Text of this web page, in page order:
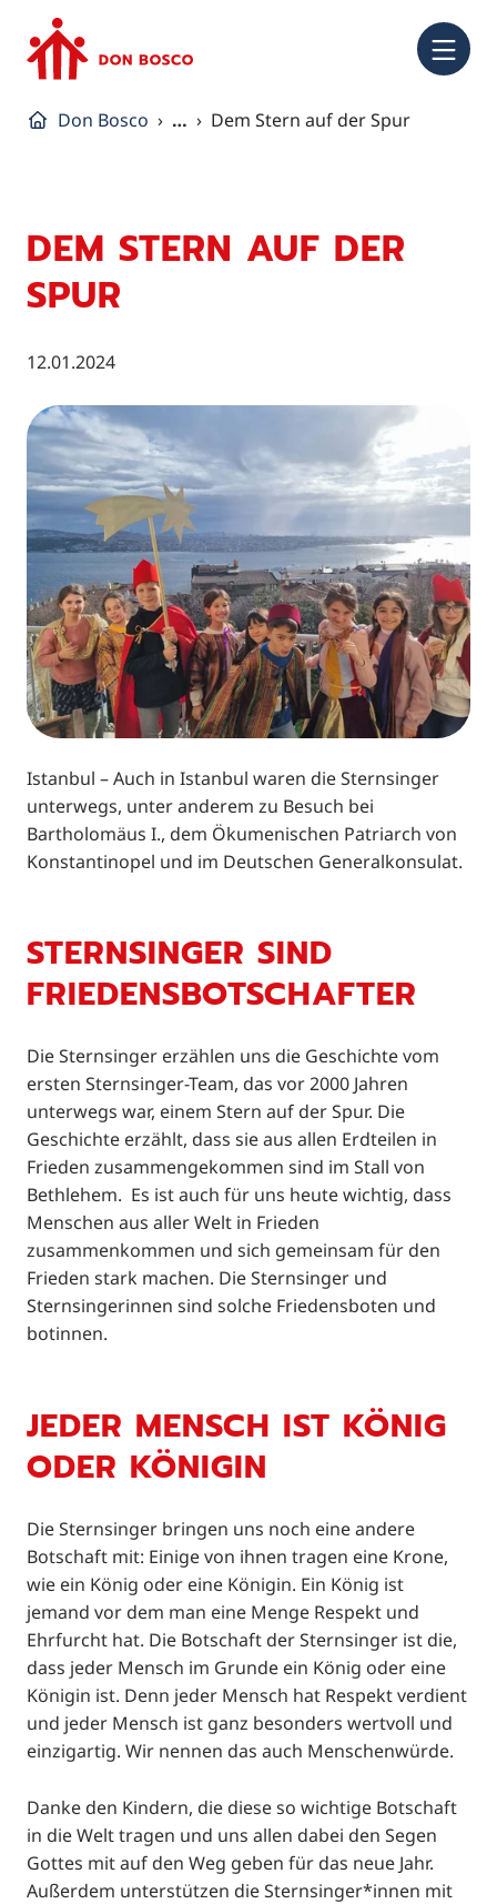
Don Bosco … Dem Stern auf der Spur
DEM STERN AUF DER
SPUR
12.01.2024
Istanbul – Auch in Istanbul waren die Sternsinger
unterwegs, unter anderem zu Besuch bei
Bartholomäus I., dem Ökumenischen Patriarch von
Konstantinopel und im Deutschen Generalkonsulat.
STERNSINGER SIND
FRIEDENSBOTSCHAFTER
Die Sternsinger erzählen uns die Geschichte vom
ersten Sternsinger-Team, das vor 2000 Jahren
unterwegs war, einem Stern auf der Spur. Die
Geschichte erzählt, dass sie aus allen Erdteilen in
Frieden zusammengekommen sind im Stall von
Bethlehem. Es ist auch für uns heute wichtig, dass
Menschen aus aller Welt in Frieden
zusammenkommen und sich gemeinsam für den
Frieden stark machen. Die Sternsinger und
Sternsingerinnen sind solche Friedensboten und
botinnen.
JEDER MENSCH IST KÖNIG
ODER KÖNIGIN
Die Sternsinger bringen uns noch eine andere
Botschaft mit: Einige von ihnen tragen eine Krone,
wie ein König oder eine Königin. Ein König ist
jemand vor dem man eine Menge Respekt und
Ehrfurcht hat. Die Botschaft der Sternsinger ist die,
dass jeder Mensch im Grunde ein König oder eine
Königin ist. Denn jeder Mensch hat Respekt verdient
und jeder Mensch ist ganz besonders wertvoll und
einzigartig. Wir nennen das auch Menschenwürde.
Danke den Kindern, die diese so wichtige Botschaft
in die Welt tragen und uns allen dabei den Segen
Gottes mit auf den Weg geben für das neue Jahr.
Außerdem unterstützen die Sternsinger*innen mit